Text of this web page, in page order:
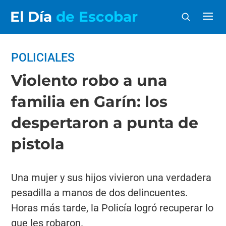
El Día de Escobar
POLICIALES
Violento robo a una
familia en Garín: los
despertaron a punta de
pistola
Una mujer y sus hijos vivieron una verdadera
pesadilla a manos de dos delincuentes.
Horas más tarde, la Policía logró recuperar lo
que les robaron.